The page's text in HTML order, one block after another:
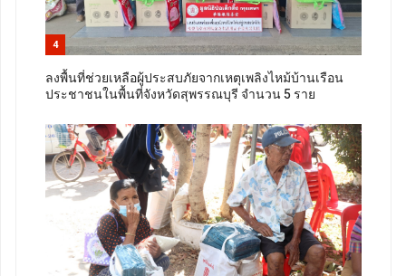
4
ลงพื้นที่ช่วยเหลือผู้ประสบภัยจากเหตุเพลิงไหม้บ้านเรือน
ประชาชนในพื้นที่จังหวัดสุพรรณบุรี จำนวน 5 ราย